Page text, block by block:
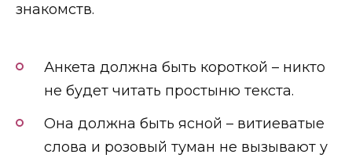
знакомств.
Анкета должна быть короткой – никто
не будет читать простыню текста.
Она должна быть ясной – витиеватые
слова и розовый туман не вызывают у